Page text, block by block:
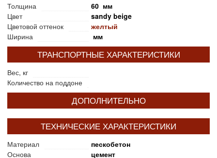
Толщина
60 мм
Цвет
sandy beige
Цветовой оттенок
желтый
Ширина
мм
ТРАНСПОРТНЫЕ ХАРАКТЕРИСТИКИ
Вес, кг
Количество на поддоне
ДОПОЛНИТЕЛЬНО
ТЕХНИЧЕСКИЕ ХАРАКТЕРИСТИКИ
Материал
пескобетон
Основа
цемент